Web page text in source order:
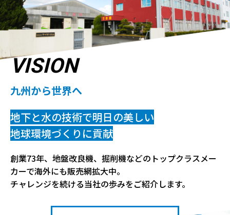
VISION
九州から世界へ
地下と水の技術で明日の美しい
地球環境づくりに貢献
創業73年、地盤改良機、掘削機などのトップクラスメー
カーで海外にも販売網拡大中。
チャレンジを続ける当社の歩みをご紹介します。